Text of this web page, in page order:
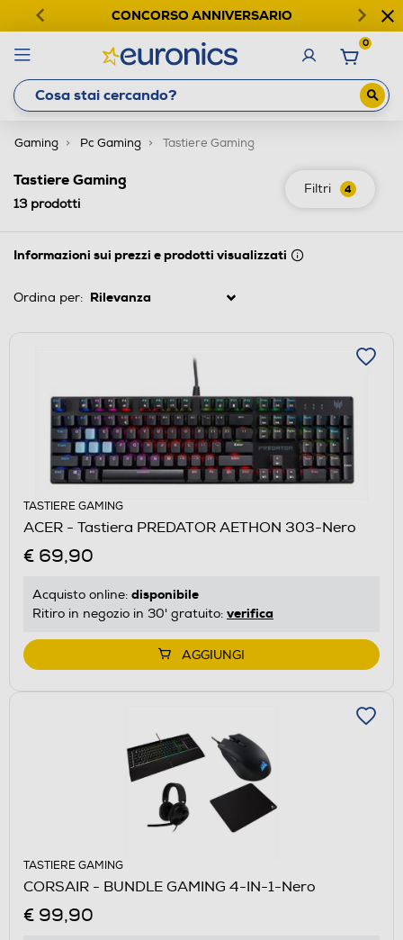
CONCORSO ANNIVERSARIO
0
Gaming Pc Gaming Tastiere Gaming
Filtri 4
Tastiere Gaming
13prodotti
Informazioni sui prezzi e prodotti visualizzati
Ordina per:
TASTIERE GAMING
ACER - Tastiera PREDATOR AETHON 303-Nero
€ 69,90
Acquisto online: disponibile
Ritiro in negozio in 30' gratuito: verifica
AGGIUNGI
TASTIERE GAMING
CORSAIR - BUNDLE GAMING 4-IN-1-Nero
€ 99,90